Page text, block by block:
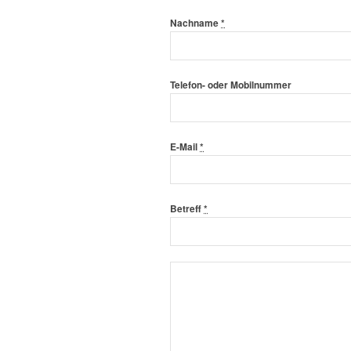
Nachname*
Telefon- oder Mobilnummer
E-Mail*
Betreff*